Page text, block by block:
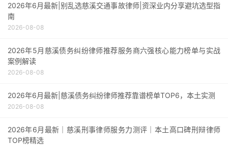
2026年6月最新|别乱选慈溪交通事故律师|资深业内分享避坑选型指
南
2026-08-08
2026年5月慈溪债务纠纷律师推荐服务商六强核心能力榜单与实战
案例解读
2026-08-08
2026年6月最新|慈溪债务纠纷律师推荐靠谱榜单TOP6，本土实测
2026-08-08
2026年6月最新｜慈溪刑事律师服务力测评｜本土高口碑刑辩律师
TOP榜精选